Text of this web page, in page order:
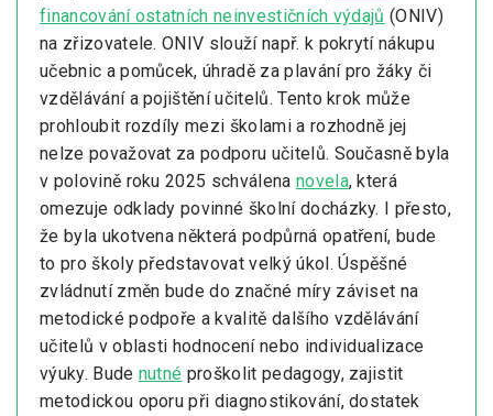
financování ostatních neinvestičních výdajů (ONIV)
na zřizovatele. ONIV slouží např. k pokrytí nákupu
učebnic a pomůcek, úhradě za plavání pro žáky či
vzdělávání a pojištění učitelů. Tento krok může
prohloubit rozdíly mezi školami a rozhodně jej
nelze považovat za podporu učitelů. Současně byla
v polovině roku 2025 schválena novela, která
omezuje odklady povinné školní docházky. I přesto,
že byla ukotvena některá podpůrná opatření, bude
to pro školy představovat velký úkol. Úspěšné
zvládnutí změn bude do značné míry záviset na
metodické podpoře a kvalitě dalšího vzdělávání
učitelů v oblasti hodnocení nebo individualizace
výuky. Bude nutné proškolit pedagogy, zajistit
metodickou oporu při diagnostikování, dostatek